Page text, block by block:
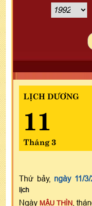
LỊCH DƯƠNG
11
Tháng 3
Thứ bảy, ngày 11/
lịch
Ngày MẬU THÌN ,